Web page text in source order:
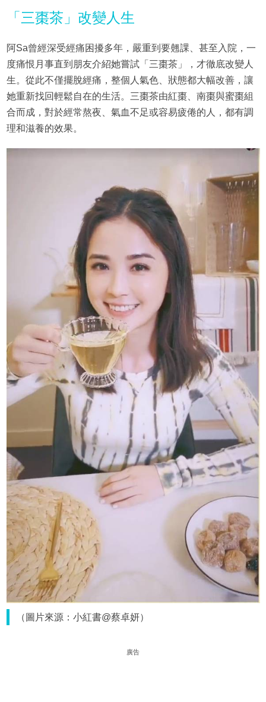
「三棗茶」改變人生
阿Sa曾經深受經痛困擾多年，嚴重到要翹課、甚至入院，一
度痛恨月事直到朋友介紹她嘗試「三棗茶」，才徹底改變人
生。從此不僅擺脫經痛，整個人氣色、狀態都大幅改善，讓
她重新找回輕鬆自在的生活。三棗茶由紅棗、南棗與蜜棗組
合而成，對於經常熬夜、氣血不足或容易疲倦的人，都有調
理和滋養的效果。
（圖片來源：小紅書@蔡卓妍）
廣告